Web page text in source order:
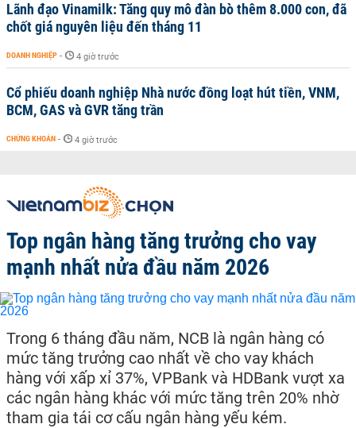
Lãnh đạo Vinamilk: Tăng quy mô đàn bò thêm 8.000 con, đã
chốt giá nguyên liệu đến tháng 11
DOANH NGHIỆP - 4 giờ trước
Cổ phiếu doanh nghiệp Nhà nước đồng loạt hút tiền, VNM,
BCM, GAS và GVR tăng trần
CHỨNG KHOÁN - 4 giờ trước
Top ngân hàng tăng trưởng cho vay
mạnh nhất nửa đầu năm 2026
Trong 6 tháng đầu năm, NCB là ngân hàng có
mức tăng trưởng cao nhất về cho vay khách
hàng với xấp xỉ 37%, VPBank và HDBank vượt xa
các ngân hàng khác với mức tăng trên 20% nhờ
tham gia tái cơ cấu ngân hàng yếu kém.